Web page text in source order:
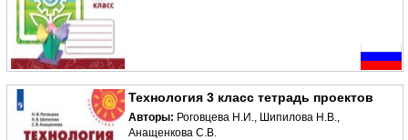
Технология 3 класс тетрадь проектов
Авторы: Роговцева Н.И., Шипилова Н.В.,
Анащенкова С.В.